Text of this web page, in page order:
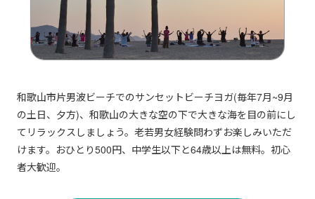
和歌山市片男波ビーチでのサンセットビーチヨガ(毎年7月~9月
の土日、夕方)、和歌山の大きな空の下で大きな海を目の前にし
てリラックスしましょう。老若男女経験問わずお楽しみいただ
けます。おひとり500円、中学生以下と64歳以上は無料。初心
者大歓迎。